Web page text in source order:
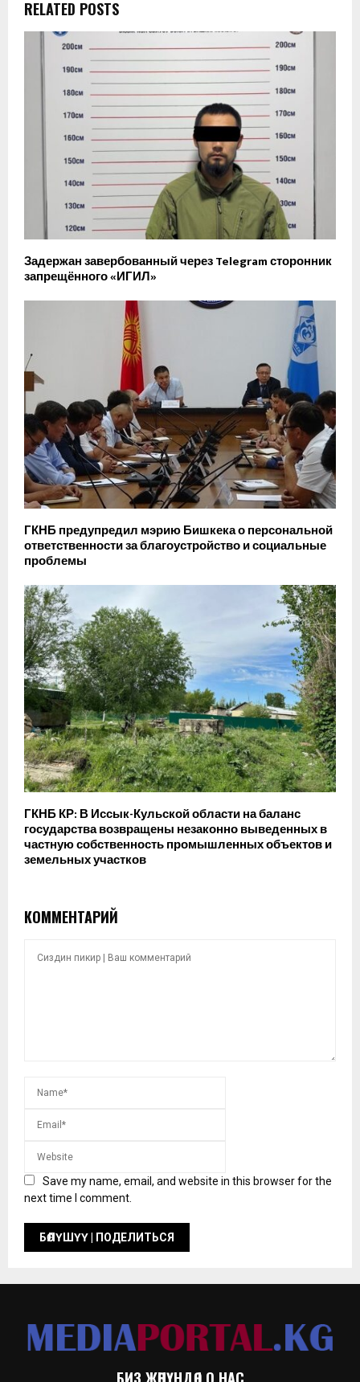
RELATED POSTS
Задержан завербованный через Telegram сторонник
запрещённого «ИГИЛ»
ГКНБ предупредил мэрию Бишкека о персональной
ответственности за благоустройство и социальные
проблемы
ГКНБ КР: В Иссык-Кульской области на баланс
государства возвращены незаконно выведенных в
частную собственность промышленных объектов и
земельных участков
КОММЕНТАРИЙ
Save my name, email, and website in this browser for the
next time I comment.